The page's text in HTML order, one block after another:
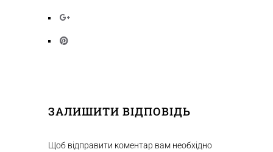
ЗАЛИШИТИ ВІДПОВІДЬ
Щоб відправити коментар вам необхідно